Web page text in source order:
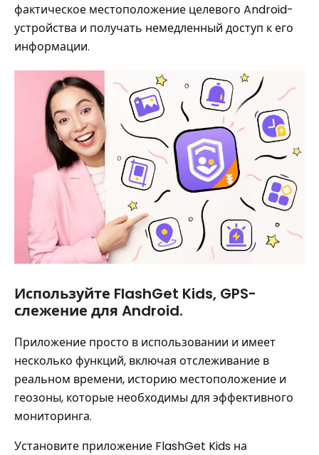
фактическое местоположение целевого Android-
устройства и получать немедленный доступ к его
информации.
Используйте FlashGet Kids, GPS-
слежение для Android.
Приложение просто в использовании и имеет
несколько функций, включая отслеживание в
реальном времени, историю местоположение и
геозоны, которые необходимы для эффективного
мониторинга.
Установите приложение FlashGet Kids на